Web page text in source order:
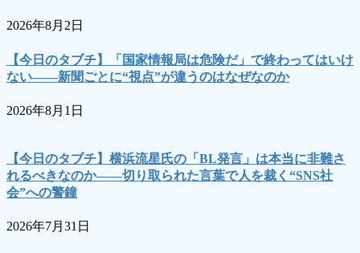
2026年8月2日
【今日のタブチ】「国家情報局は危険だ」で終わってはいけ
ない――新聞ごとに“視点”が違うのはなぜなのか
2026年8月1日
【今日のタブチ】横浜流星氏の「BL発言」は本当に非難さ
れるべきなのか――切り取られた言葉で人を裁く“SNS社
会”への警鐘
2026年7月31日